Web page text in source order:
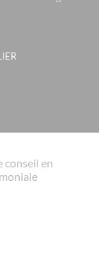
conseil en